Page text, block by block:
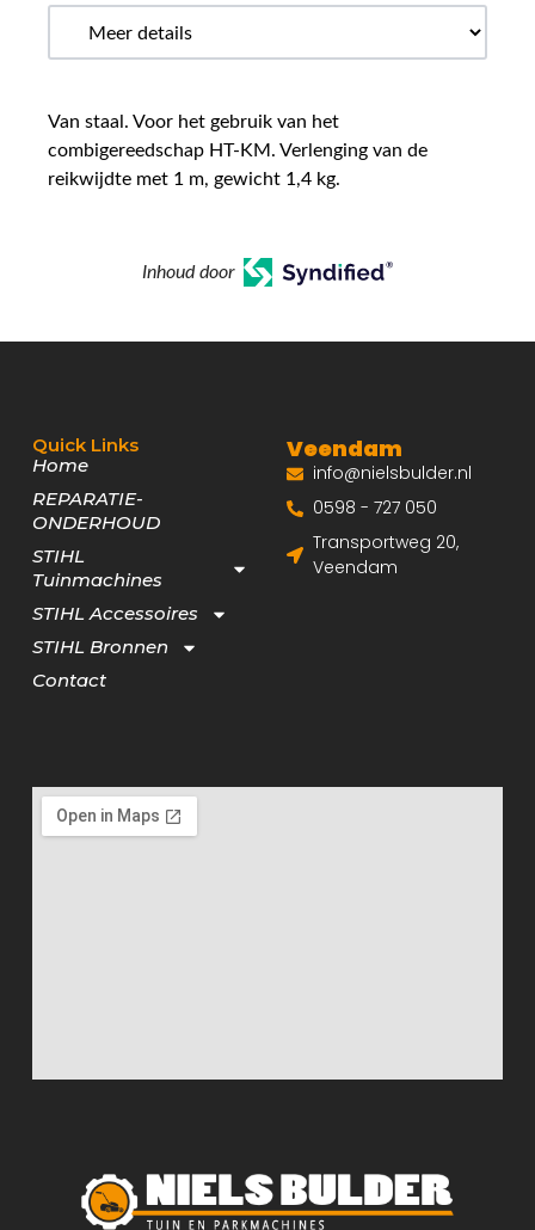
Van staal. Voor het gebruik van het
combigereedschap HT-KM. Verlenging van de
reikwijdte met 1 m, gewicht 1,4 kg.
Inhoud door
Quick Links
Home
REPARATIE-
ONDERHOUD
STIHL
Tuinmachines
STIHL Accessoires
STIHL Bronnen
Contact
Veendam
info@nielsbulder.nl
0598 - 727 050
Transportweg 20,
Veendam